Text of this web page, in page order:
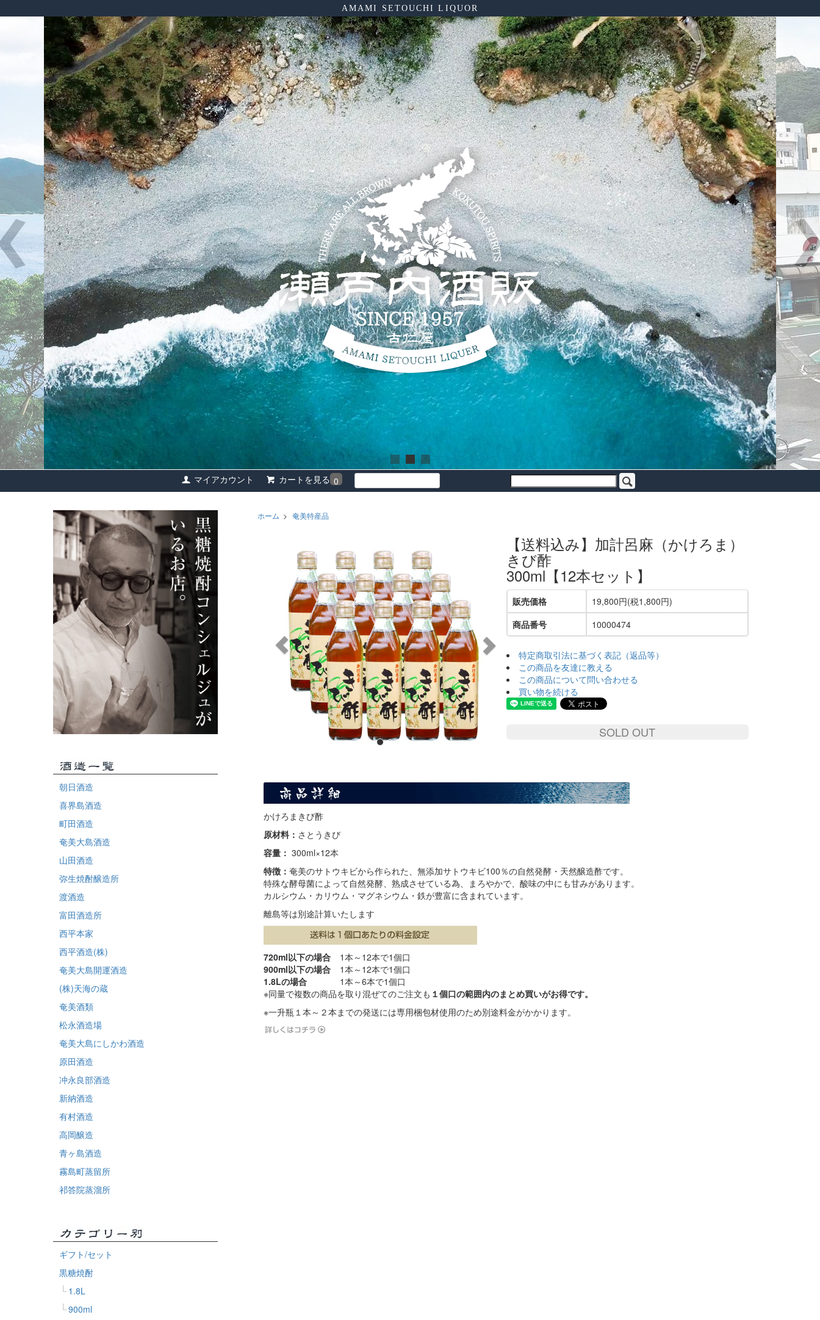
AMAMI SETOUCHI LIQUOR
マイアカウント カートを見る 0
朝日酒造
喜界島酒造
町田酒造
奄美大島酒造
山田酒造
弥生焼酎醸造所
渡酒造
富田酒造所
西平本家
西平酒造(株)
奄美大島開運酒造
(株)天海の蔵
奄美酒類
松永酒造場
奄美大島にしかわ酒造
原田酒造
冲永良部酒造
新納酒造
有村酒造
高岡醸造
青ヶ島酒造
霧島町蒸留所
祁答院蒸溜所
ギフト/セット
黒糖焼酎
1.8L
900ml
ホーム > 奄美特産品
【送料込み】加計呂麻（かけろま）
きび酢
300ml【12本セット】
販売価格
19,800円(税1,800円)
商品番号
10000474
特定商取引法に基づく表記（返品等）
この商品を友達に教える
この商品について問い合わせる
買い物を続ける
SOLD OUT
かけろまきび酢
原材料： さとうきび
容量： 300ml×12本
特徴： 奄美のサトウキビから作られた、無添加サトウキビ100％の自然発酵・天然醸造酢です。
特殊な酵母菌によって自然発酵、熟成させている為、まろやかで、酸味の中にも甘みがあります。
カルシウム・カリウム・マグネシウム・鉄が豊富に含まれています。
離島等は別途計算いたします
720ml以下の場合 1本～12本で1個口
900ml以下の場合 1本～12本で1個口
1.8Lの場合
1本～6本で1個口
※同量で複数の商品を取り混ぜてのご注文も １個口の範囲内のまとめ買いがお得です。
※一升瓶１本～２本までの発送には専用梱包材使用のため別途料金がかかります。